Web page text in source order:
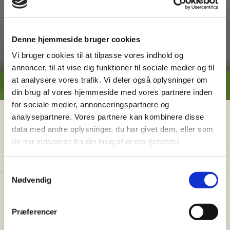
Denne hjemmeside bruger cookies
Vi bruger cookies til at tilpasse vores indhold og
annoncer, til at vise dig funktioner til sociale medier og til
at analysere vores trafik. Vi deler også oplysninger om
din brug af vores hjemmeside med vores partnere inden
for sociale medier, annonceringspartnere og
analysepartnere. Vores partnere kan kombinere disse
data med andre oplysninger, du har givet dem, eller som
de har indsamlet fra din brug af deres tjenester.
Nødvendig
Præferencer
Græsslåning
GRATIS PRISESTIMAT
Hvad koster detegentligat få
hjælp i haven?
Få vores prisguide med faste timepriser, eksempler
Konkrete eksempler på typiske opgaver
Sådan sparer du 26% med servicefradraget